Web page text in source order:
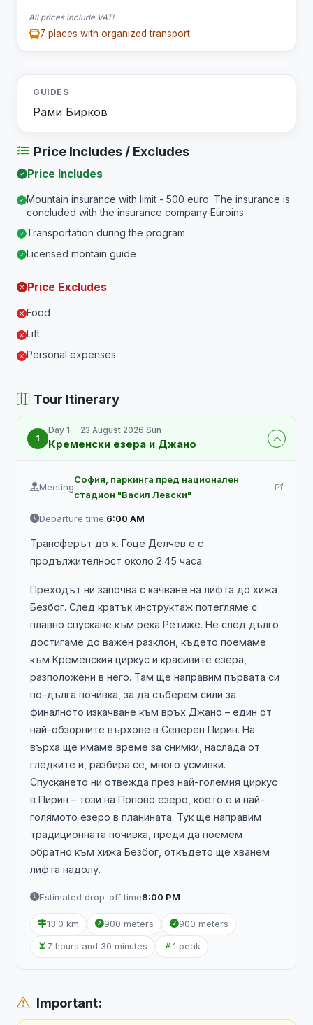
All prices include VAT!
7 places with organized transport
GUIDES
Рами Бирков
Price Includes / Excludes
Price Includes
Mountain insurance with limit - 500 euro. The insurance is
concluded with the insurance company Euroins
Transportation during the program
Licensed montain guide
Price Excludes
Food
Lift
Personal expenses
Tour Itinerary
1
Day 1 · 23 August 2026 Sun
Кременски езера и Джано
Meeting
София, паркинга пред национален
стадион "Васил Левски"
Departure time:6:00 AM
Трансферът до х. Гоце Делчев е с
продължителност около 2:45 часа.
Преходът ни започва с качване на лифта до хижа
Безбог. След кратък инструктаж потегляме с
плавно спускане към река Ретиже. Не след дълго
достигаме до важен разклон, където поемаме
към Кременския циркус и красивите езера,
разположени в него. Там ще направим първата си
по-дълга почивка, за да съберем сили за
финалното изкачване към връх Джано – един от
най-обзорните върхове в Северен Пирин. На
върха ще имаме време за снимки, наслада от
гледките и, разбира се, много усмивки.
Спускането ни отвежда през най-големия циркус
в Пирин – този на Попово езеро, което е и най-
голямото езеро в планината. Тук ще направим
традиционната почивка, преди да поемем
обратно към хижа Безбог, откъдето ще хванем
лифта надолу.
Estimated drop-off time8:00 PM
13.0 km 900 meters 900 meters
7 hours and 30 minutes 1 peak
Important: